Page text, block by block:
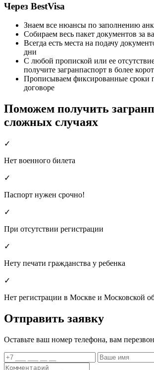
Через BestVisa
Знаем все нюансы по заполнению
Собираем весь пакет документов за
Всегда есть места на подачу
дни
С любой пропиской или ее
получите загранпаспорт в более
Прописываем фиксированные сроки
договоре
Поможем получить
сложных случаях
✓
Нет военного билета
✓
Паспорт нужен срочно!
✓
При отсутствии регистрации
✓
Нету печати гражданства у ребенка
✓
Нет регистрации в Москве и Московской
Отправить заявку
Оставьте ваш номер телефона, вам